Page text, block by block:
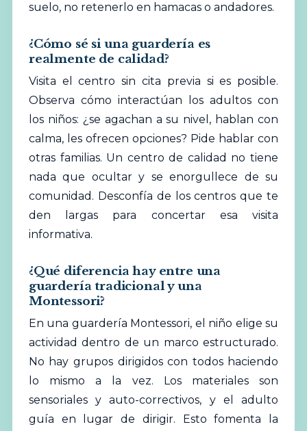
suelo, no retenerlo en hamacas o andadores.
¿Cómo sé si una guardería es
realmente de calidad?
Visita el centro sin cita previa si es posible.
Observa cómo interactúan los adultos con
los niños: ¿se agachan a su nivel, hablan con
calma, les ofrecen opciones? Pide hablar con
otras familias. Un centro de calidad no tiene
nada que ocultar y se enorgullece de su
comunidad. Desconfía de los centros que te
den largas para concertar esa visita
informativa.
¿Qué diferencia hay entre una
guardería tradicional y una
Montessori?
En una guardería Montessori, el niño elige su
actividad dentro de un marco estructurado.
No hay grupos dirigidos con todos haciendo
lo mismo a la vez. Los materiales son
sensoriales y auto-correctivos, y el adulto
guía en lugar de dirigir. Esto fomenta la